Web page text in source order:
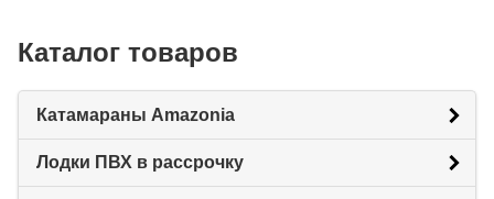
Каталог товаров
Катамараны Amazonia
Лодки ПВХ в рассрочку